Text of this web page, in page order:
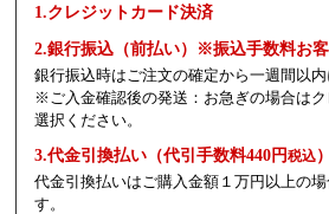
1.クレジットカード決済
2.銀行振込（前払い）※振込手数料お
銀行振込時はご注文の確定から一週間以内
※ご入金確認後の発送：お急ぎの場合は
選択ください。
3.代金引換払い（代引手数料440円税込）
代金引換払いはご購入金額１万円以上の
す。